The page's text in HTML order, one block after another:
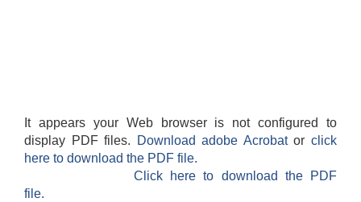
It appears your Web browser is not configured to
display PDF files.
Download adobe Acrobatorclick
here to download the PDF file.
Click here to download the PDF
file.